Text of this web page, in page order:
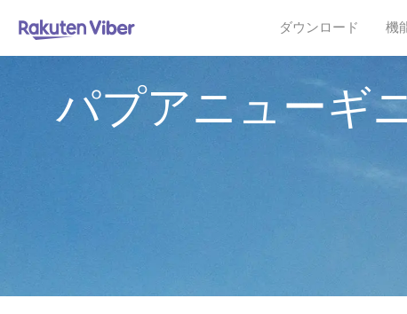
ダウンロード 機
パプアニューギ